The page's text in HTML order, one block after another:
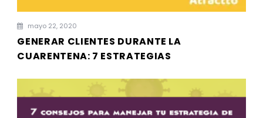
mayo 22, 2020
GENERAR CLIENTES DURANTE LA
CUARENTENA: 7 ESTRATEGIAS